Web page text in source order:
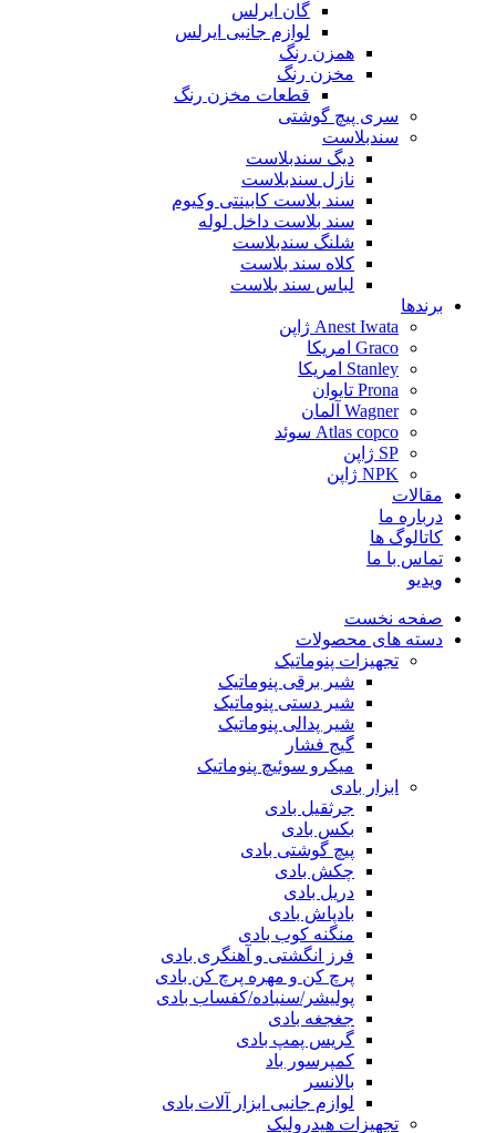
گان ایرلس
لوازم جانبی ایرلس
همزن رنگ
مخزن رنگ
قطعات مخزن رنگ
سری پیچ گوشتی
سندبلاست
دیگ سندبلاست
نازل سندبلاست
سند بلاست کابینتی وکیوم
سند بلاست داخل لوله
شلنگ سندبلاست
کلاه سند بلاست
لباس سند بلاست
برندها
Anest Iwata ژاپن
Graco امریکا
Stanley امریکا
Prona تایوان
Wagner آلمان
Atlas copco سوئد
SP ژاپن
NPK ژاپن
مقالات
درباره ما
کاتالوگ ها
تماس با ما
ویدیو
صفحه نخست
دسته های محصولات
تجهیزات پنوماتیک
شیر برقی پنوماتیک
شیر دستی پنوماتیک
شیر پدالی پنوماتیک
گیج فشار
میکرو سوئیچ پنوماتیک
ابزار بادی
جرثقیل بادی
بکس بادی
پیچ گوشتی بادی
چکش بادی
دریل بادی
بادپاش بادی
منگنه کوب بادی
فرز انگشتی و آهنگری بادی
پرچ کن و مهره پرچ کن بادی
پولیشر/سنباده/کفساب بادی
جغجغه بادی
گریس پمپ بادی
کمپرسور باد
بالانسر
لوازم جانبی ابزار آلات بادی
تجهیزات هیدرولیک